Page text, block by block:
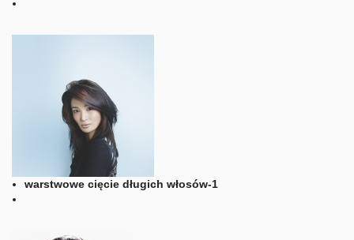
warstwowe cięcie długich włosów-1